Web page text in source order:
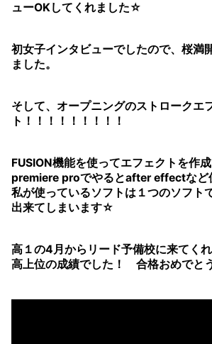
ューOKしてくれました☆
初女子インタビューでしたので、桜満
ました。
そして、オープニングのストロークエ
ト！！！！！！！！！
FUSION機能を使ってエフェクトを作
premiere proでやるとafter effectなど
私が使っているソフトは１つのソフト
出来てしまいます☆
高１の4月からリード予備校に来てく
高上位の成績でした！ 合格おめでと